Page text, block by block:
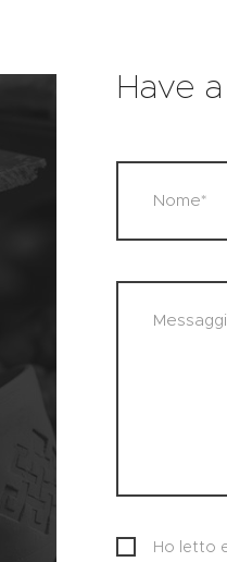
Have
Ho letto